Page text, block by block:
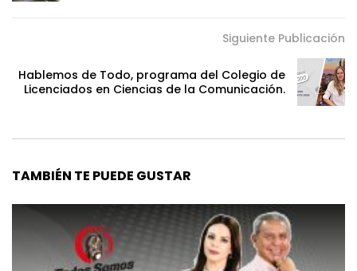
Siguiente Publicación
Hablemos de Todo, programa del Colegio de
Licenciados en Ciencias de la Comunicación.
TAMBIÉN TE PUEDE GUSTAR